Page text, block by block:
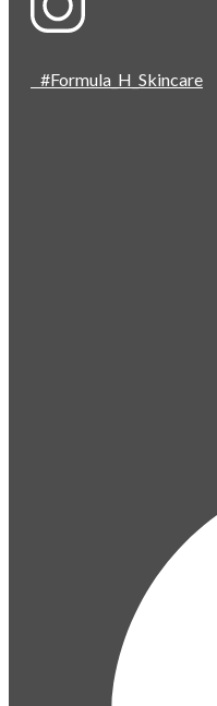
#Formula_H_Skincare